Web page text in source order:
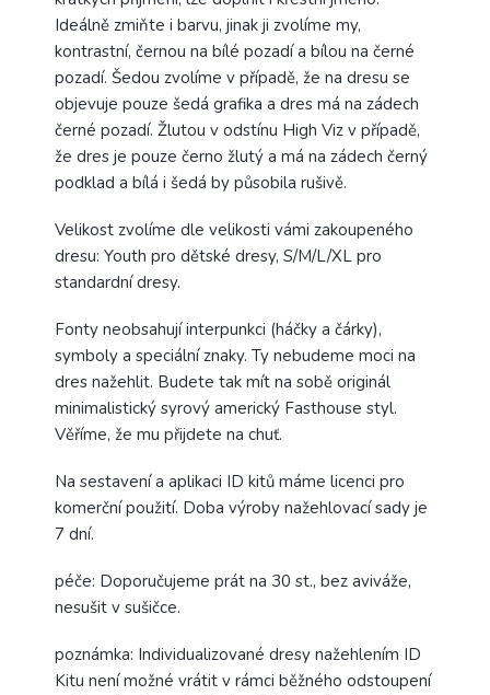
Ideálně zmiňte i barvu, jinak ji zvolíme my,
kontrastní, černou na bílé pozadí a bílou na černé
pozadí. Šedou zvolíme v případě, že na dresu se
objevuje pouze šedá grafika a dres má na zádech
černé pozadí. Žlutou v odstínu High Viz v případě,
že dres je pouze černo žlutý a má na zádech černý
podklad a bílá i šedá by působila rušivě.
Velikost zvolíme dle velikosti vámi zakoupeného
dresu: Youth pro dětské dresy, S/M/L/XL pro
standardní dresy.
Fonty neobsahují interpunkci (háčky a čárky),
symboly a speciální znaky. Ty nebudeme moci na
dres nažehlit. Budete tak mít na sobě originál
minimalistický syrový americký Fasthouse styl.
Věříme, že mu přijdete na chuť.
Na sestavení a aplikaci ID kitů máme licenci pro
komerční použití. Doba výroby nažehlovací sady je
7 dní.
péče: Doporučujeme prát na 30 st., bez aviváže,
nesušit v sušičce.
poznámka: Individualizované dresy nažehlením ID
Kitu není možné vrátit v rámci běžného odstoupení